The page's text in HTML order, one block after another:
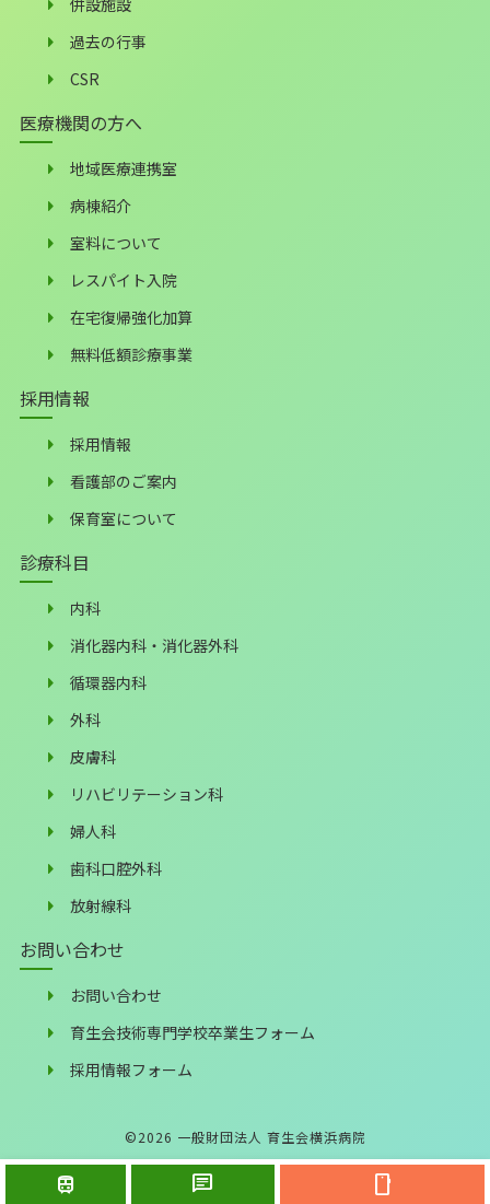
併設施設
過去の行事
CSR
医療機関の方へ
地域医療連携室
病棟紹介
室料について
レスパイト入院
在宅復帰強化加算
無料低額診療事業
採用情報
採用情報
看護部のご案内
保育室について
診療科目
内科
消化器内科・消化器外科
循環器内科
外科
皮膚科
リハビリテーション科
婦人科
歯科口腔外科
放射線科
お問い合わせ
お問い合わせ
育生会技術専門学校卒業生フォーム
採用情報フォーム
©2026 一般財団法人 育生会横浜病院
train chat smartphone